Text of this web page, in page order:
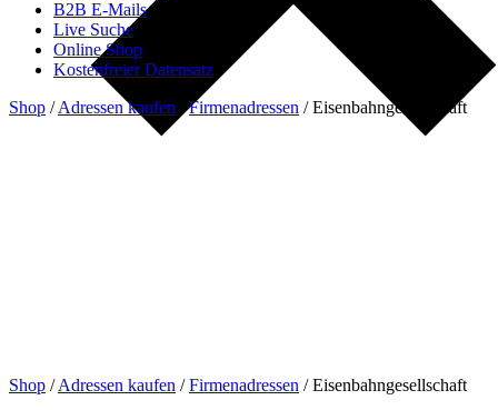
B2B E-Mails
Live Suche
Online Shop
Kostenfreier Datensatz
Shop /Adressen kaufen /Firmenadressen /Eisenbahngesellschaft
Shop /Adressen kaufen /Firmenadressen /Eisenbahngesellschaft